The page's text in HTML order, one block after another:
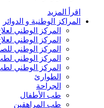
اقرأ المزيد
المراكز الوطنية و الدوائر
المركز الوطني
المركز الوطني
المركز الوطني
المركز الوطني
المركز الوطني
الطوارئ
الجراحة
طب الأطفال
طب المراهقين